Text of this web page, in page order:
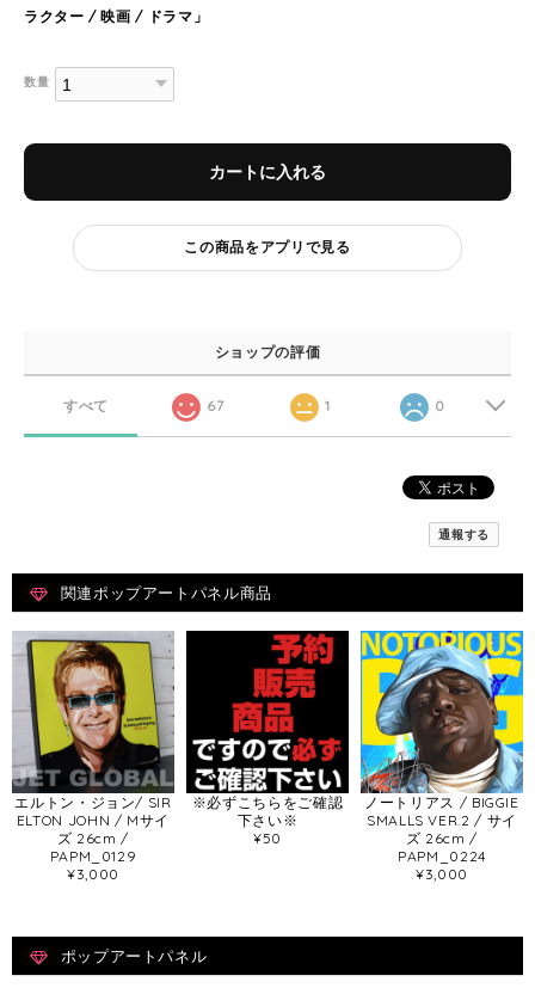
ラクター / 映画 / ドラマ」
数量
カートに入れる
この商品をアプリで見る
ショップの評価
すべて 67 1 0
通報する
関連ポップアートパネル商品
エルトン・ジョン/ SIR
ELTON JOHN / Mサイ
ズ 26cm /
PAPM_0129
¥3,000
※必ずこちらをご確認
下さい※
¥50
ノートリアス / BIGGIE
SMALLS VER.2 / サイ
ズ 26cm /
PAPM_0224
¥3,000
ポップアートパネル